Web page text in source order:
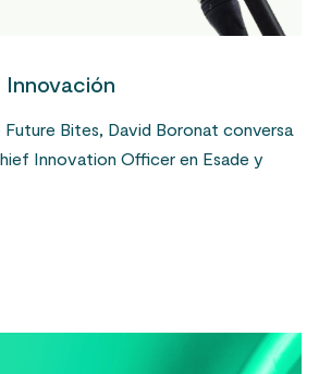
Innovación
Bites, David Boronat conversa
Innovation Officer en Esade y